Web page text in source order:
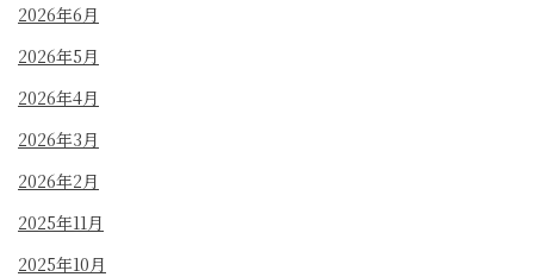
2026年6月
2026年5月
2026年4月
2026年3月
2026年2月
2025年11月
2025年10月